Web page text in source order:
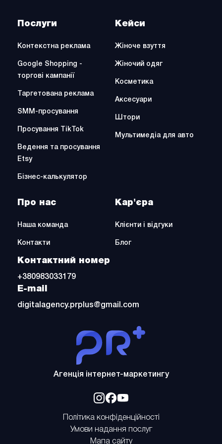
Послуги
Контекстна реклама
Google Shopping -
торгові кампанії
Таргетована реклама
SMM-просування
Просування TikTok
Ведення та просування
Etsy
Бізнес-калькулятор
Кейси
Жіноче взуття
Жіночий одяг
Косметика
Аксесуари
Штори
Мультимедіа для авто
Про нас
Наша команда
Контакти
Кар'єра
Клієнти і відгуки
Блог
Контактний номер
+380983033179
E-mail
digitalagency.prplus@gmail.com
Агенція інтернет-маркетингу
Відкрити
новому
вікні
Відкрити
новому
вікні
Відкрити
новому
вікні
Політика конфіденційності
Умови надання послуг
Мапа сайту